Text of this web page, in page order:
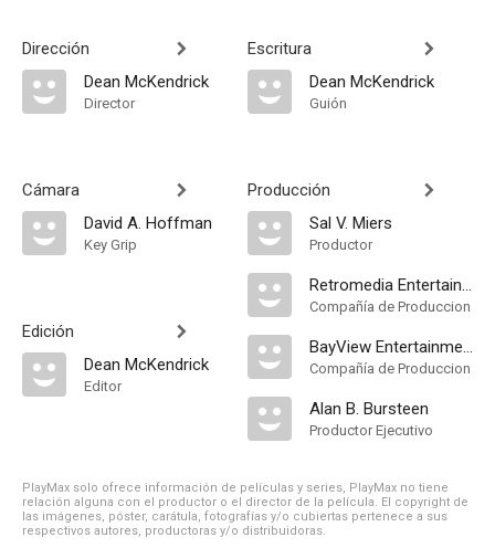
Dirección
Dean McKendrick
Director
Cámara
David A. Hoffman
Key Grip
Edición
Dean McKendrick
Editor
Escritura
Dean McKendrick
Guión
Producción
Sal V. Miers
Productor
Retromedia Entertainment
Compañía de Produccion
BayView Entertainment
Compañía de Produccion
Alan B. Bursteen
Productor Ejecutivo
PlayMax solo ofrece información de películas y series, PlayMax no tiene
relación alguna con el productor o el director de la película. El copyright de
las imágenes, póster, carátula, fotografías y/o cubiertas pertenece a sus
respectivos autores, productoras y/o distribuidoras.